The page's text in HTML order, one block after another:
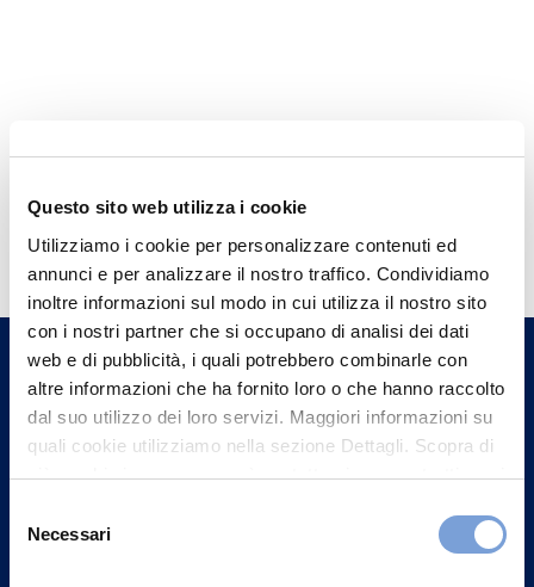
Questo sito web utilizza i cookie
Utilizziamo i cookie per personalizzare contenuti ed
annunci e per analizzare il nostro traffico. Condividiamo
inoltre informazioni sul modo in cui utilizza il nostro sito
con i nostri partner che si occupano di analisi dei dati
web e di pubblicità, i quali potrebbero combinarle con
altre informazioni che ha fornito loro o che hanno raccolto
dal suo utilizzo dei loro servizi. Maggiori informazioni su
quali cookie utilizziamo nella sezione Dettagli. Scopra di
più su chi siamo, come può contattarci e come trattiamo i
può trovare nel footer del sito nella sezione "Informativa
delNecessari
Hai bisogno di
informazioni?
Trova l'Agenzia più vicina a te e parla con
un nostro Agente.
Contattaci